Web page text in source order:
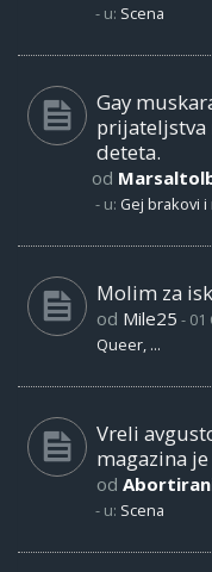
- u: Scena
Gay
prijateljstva
deteta.
od
- u: Gej brakovi
Molim za
od Mile25 - 01
Queer, ...
Vreli
magazina
od
- u: Scena